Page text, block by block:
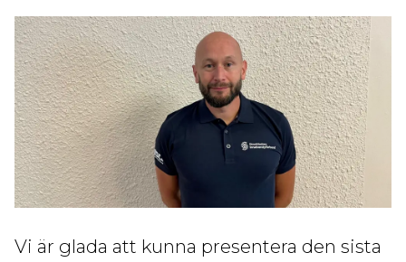
Vi är glada att kunna presentera den sista